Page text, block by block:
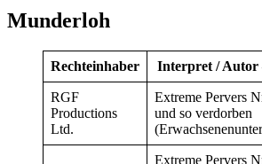
Munderloh
Rechteinhaber Interpret / Autor
RGF
Productions
Ltd.
Extreme Pervers
und so verdorben
Extreme Pervers